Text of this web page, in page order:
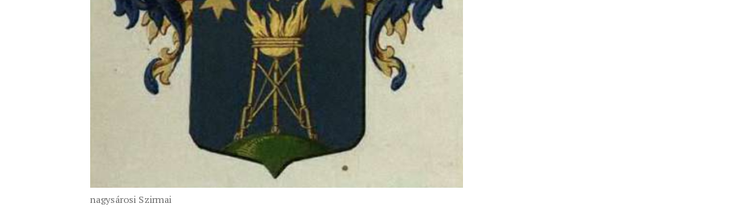
nagysárosi Szirmai